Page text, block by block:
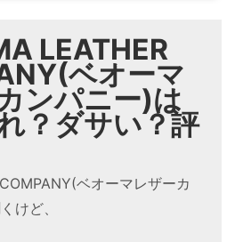
LEATHER
ベオーマ
ンパニー)は
？ダサい？評
ベオーマレザーカ
けど、